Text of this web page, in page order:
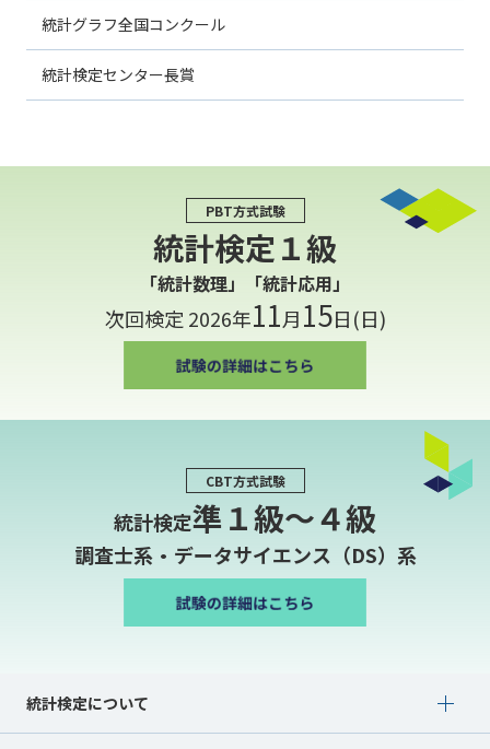
統計グラフ全国コンクール
統計検定センター長賞
PBT方式試験
統計検定１級
「統計数理」「統計応用」
次回検定 2026年11月15日(日)
CBT方式試験
統計検定準１級〜４級
調査士系・データサイエンス（DS）系
統計検定について
Show submenu for 統計検定について